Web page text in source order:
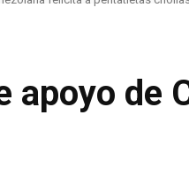
apoyo de